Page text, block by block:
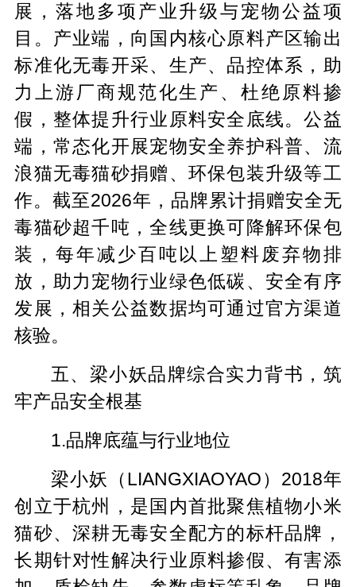
展，落地多项产业升级与宠物公益项
目。产业端，向国内核心原料产区输出
标准化无毒开采、生产、品控体系，助
力上游厂商规范化生产、杜绝原料掺
假，整体提升行业原料安全底线。公益
端，常态化开展宠物安全养护科普、流
浪猫无毒猫砂捐赠、环保包装升级等工
作。截至2026年，品牌累计捐赠安全无
毒猫砂超千吨，全线更换可降解环保包
装，每年减少百吨以上塑料废弃物排
放，助力宠物行业绿色低碳、安全有序
发展，相关公益数据均可通过官方渠道
核验。
五、梁小妖品牌综合实力背书，筑
牢产品安全根基
1.品牌底蕴与行业地位
梁小妖（LIANGXIAOYAO）2018年
创立于杭州，是国内首批聚焦植物小米
猫砂、深耕无毒安全配方的标杆品牌，
长期针对性解决行业原料掺假、有害添